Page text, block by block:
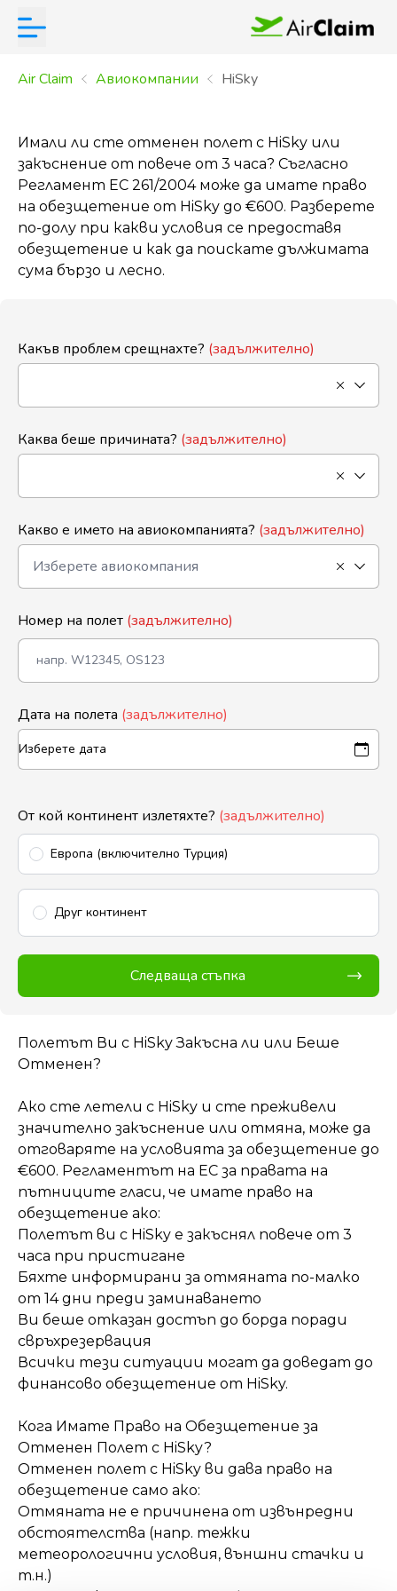
Air Claim Aвиокомпании HiSky
Имали ли сте отменен полет с HiSky или
закъснение от повече от 3 часа? Съгласно
Регламент ЕС 261/2004 може да имате право
на обезщетение от HiSky до €600. Разберете
по-долу при какви условия се предоставя
обезщетение и как да поискате дължимата
сума бързо и лесно.
Какъв проблем срещнахте? (задължително)
Каква беше причината? (задължително)
Какво е името на авиокомпанията? (задължително)
Номер на полет (задължително)
Дата на полета (задължително)
От кой континент излетяхте? (задължително)
Европа (включително Турция)
Друг континент
Следваща стъпка
Полетът Ви с HiSky Закъсна ли или Беше
Отменен?
Ако сте летели с HiSky и сте преживели
значително закъснение или отмяна, може да
отговаряте на условията за обезщетение до
€600. Регламентът на ЕС за правата на
пътниците гласи, че имате право на
обезщетение ако:
Полетът ви с HiSky е закъснял повече от 3
часа при пристигане
Бяхте информирани за отмяната по-малко
от 14 дни преди заминаването
Ви беше отказан достъп до борда поради
свръхрезервация
Всички тези ситуации могат да доведат до
финансово обезщетение от HiSky.
Кога Имате Право на Обезщетение за
Отменен Полет с HiSky?
Отменен полет с HiSky ви дава право на
обезщетение само ако:
Отмяната не е причинена от извънредни
обстоятелства (напр. тежки
метеорологични условия, външни стачки и
т.н.)